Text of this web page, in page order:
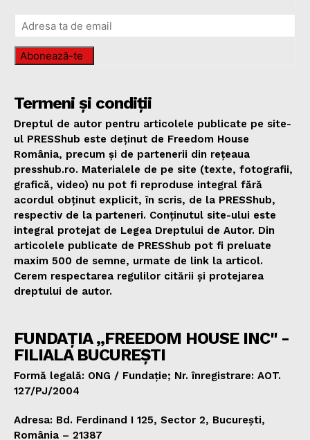
Abonează-te
Termeni și condiții
Dreptul de autor pentru articolele publicate pe site-
ul PRESShub este deținut de Freedom House
România, precum și de partenerii din rețeaua
presshub.ro. Materialele de pe site (texte, fotografii,
grafică, video) nu pot fi reproduse integral fără
acordul obținut explicit, în scris, de la PRESShub,
respectiv de la parteneri. Conținutul site-ului este
integral protejat de Legea Dreptului de Autor. Din
articolele publicate de PRESShub pot fi preluate
maxim 500 de semne, urmate de link la articol.
Cerem respectarea regulilor citării și protejarea
dreptului de autor.
FUNDAȚIA „FREEDOM HOUSE INC" -
FILIALA BUCUREȘTI
Formă legală: ONG / Fundație; Nr. înregistrare: AOT.
127/PJ/2004
Adresa: Bd. Ferdinand I 125, Sector 2, București,
România – 21387